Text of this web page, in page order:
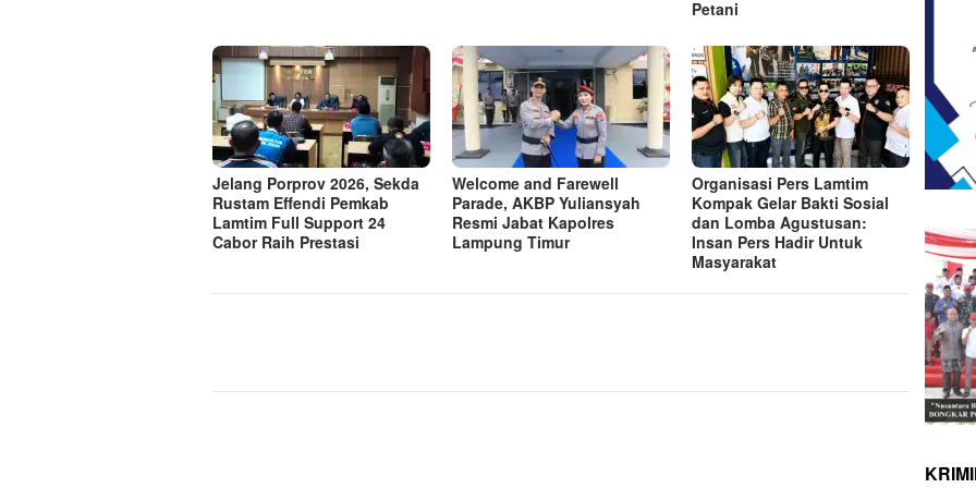
Petani
Jelang Porprov 2026, Sekda
Rustam Effendi Pemkab
Lamtim Full Support 24
Cabor Raih Prestasi
Welcome and Farewell
Parade, AKBP Yuliansyah
Resmi Jabat Kapolres
Lampung Timur
Organisasi Pers Lamtim
Kompak Gelar Bakti Sosial
dan Lomba Agustusan:
Insan Pers Hadir Untuk
Masyarakat